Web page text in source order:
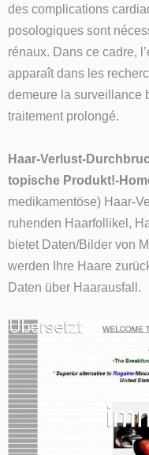
des complications
posologiques sont
rénaux. Dans ce cadre,
apparaît dans les
demeure la surveillance
traitement prolongé.
Haar-Verlust-
topische Produkt!-
medikamentöse) Haar-
ruhenden Haarfollikel,
bietet Daten/Bilder von
werden Ihre Haare
Daten über Haarausfall.